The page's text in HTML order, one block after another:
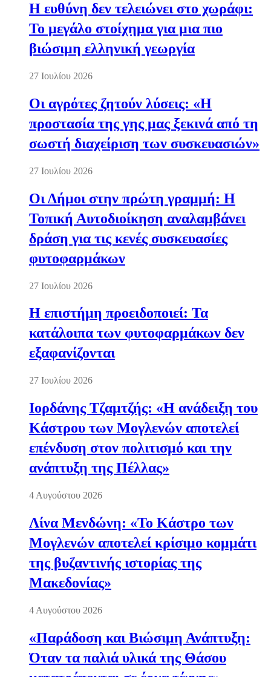
Η ευθύνη δεν τελειώνει στο χωράφι:
Το μεγάλο στοίχημα για μια πιο
βιώσιμη ελληνική γεωργία
27 Ιουλίου 2026
Οι αγρότες ζητούν λύσεις: «Η
προστασία της γης μας ξεκινά από τη
σωστή διαχείριση των συσκευασιών»
27 Ιουλίου 2026
Οι Δήμοι στην πρώτη γραμμή: Η
Τοπική Αυτοδιοίκηση αναλαμβάνει
δράση για τις κενές συσκευασίες
φυτοφαρμάκων
27 Ιουλίου 2026
Η επιστήμη προειδοποιεί: Τα
κατάλοιπα των φυτοφαρμάκων δεν
εξαφανίζονται
27 Ιουλίου 2026
Ιορδάνης Τζαμτζής: «Η ανάδειξη του
Κάστρου των Μογλενών αποτελεί
επένδυση στον πολιτισμό και την
ανάπτυξη της Πέλλας»
4 Αυγούστου 2026
Λίνα Μενδώνη: «Το Κάστρο των
Μογλενών αποτελεί κρίσιμο κομμάτι
της βυζαντινής ιστορίας της
Μακεδονίας»
4 Αυγούστου 2026
«Παράδοση και Βιώσιμη Ανάπτυξη:
Όταν τα παλιά υλικά της Θάσου